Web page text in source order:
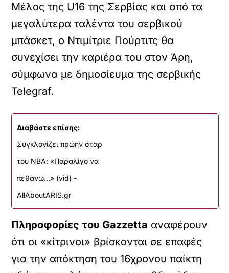
Μέλος της U16 της Σερβίας και από τα
μεγαλύτερα ταλέντα του σερβικού
μπάσκετ, ο Ντιμίτριε Πούρτιτς θα
συνεχίσει την καριέρα του στον Άρη,
σύμφωνα με δημοσίευμα της σερβικής
Telegraf.
Διαβάστε επίσης:
Συγκλονίζει πρώην σταρ
του ΝΒΑ: «Παραλίγο να
πεθάνω…» (vid) -
AllAboutARIS.gr
Πληροφορίες του Gazzetta αναφέρουν
ότι οι «κίτρινοι» βρίσκονται σε επαφές
για την απόκτηση του 16χρονου παίκτη